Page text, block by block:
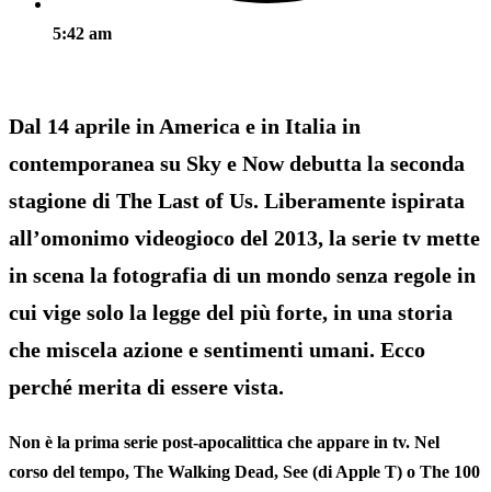
5:42 am
Dal 14 aprile in America e in Italia in
contemporanea su Sky e Now debutta la seconda
stagione di The Last of Us. Liberamente ispirata
all’omonimo videogioco del 2013, la serie tv mette
in scena la fotografia di un mondo senza regole in
cui vige solo la legge del più forte, in una storia
che miscela azione e sentimenti umani. Ecco
perché merita di essere vista.
Non è la prima serie post-apocalittica che appare in tv. Nel
corso del tempo, The Walking Dead, See (di Apple T) o The 100